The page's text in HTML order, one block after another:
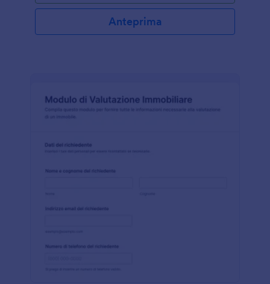
fino all'importo che un deposito cauzionale può
coprire. La rinuncia al deposito cauzionale
garantisce la copertura del rischio che si puo'
fisicamente. Questo modulo può essere caricato su
qualsiasi dispositivo mobile o computer. È disponibile
Con questo modulo è possibile cercare e gestire
eliminare i possibili errori di divulgazione delle
facilmente modificato tramite il Costruttore di
Anteprima